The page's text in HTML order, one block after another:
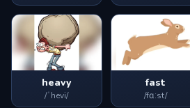
heavy
/ˈhevi/
fast
/fɑːst/